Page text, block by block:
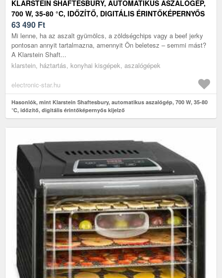
KLARSTEIN SHAFTESBURY, AUTOMATIKUS ASZALÓGÉP,
700 W, 35-80 °C, IDŐZÍTŐ, DIGITÁLIS ÉRINTŐKÉPERNYŐS
KIJELZŐ
63 490 Ft
Mi lenne, ha az aszalt gyümölcs, a zöldségchips vagy a beef jerky
pontosan annyit tartalmazna, amennyit Ön beletesz – semmi mást?
A Klarstein Shaft...
klarstein, háztartás, konyhai kisgépek, aszalógépek
electronic-star.hu
Hasonlók, mint Klarstein Shaftesbury, automatikus aszalógép, 700 W, 35-80
°C, időzítő, digitális érintőképernyős kijelző